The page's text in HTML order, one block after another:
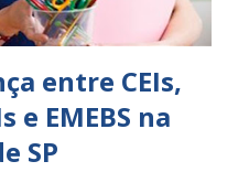
entre CEIs,
e EMEBS na
SP